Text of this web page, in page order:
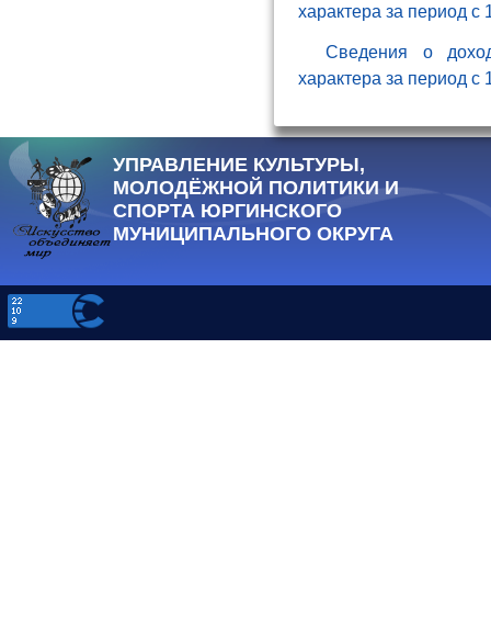
характера за период с
Сведения о
характера за период с
УПРАВЛЕНИЕ КУЛЬТУРЫ,
МОЛОДЁЖНОЙ ПОЛИТИКИ И
СПОРТА ЮРГИНСКОГО
МУНИЦИПАЛЬНОГО ОКРУГА